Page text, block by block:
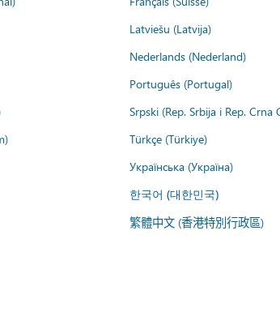
Latviešu (Latvija)
Nederlands (Nederland)
Português (Portugal)
Srpski (Rep. Srbija i Rep. Crna
Türkçe (Türkiye)
Українська (Україна)
한국어 (대한민국)
繁體中文 (香港特別行政區)